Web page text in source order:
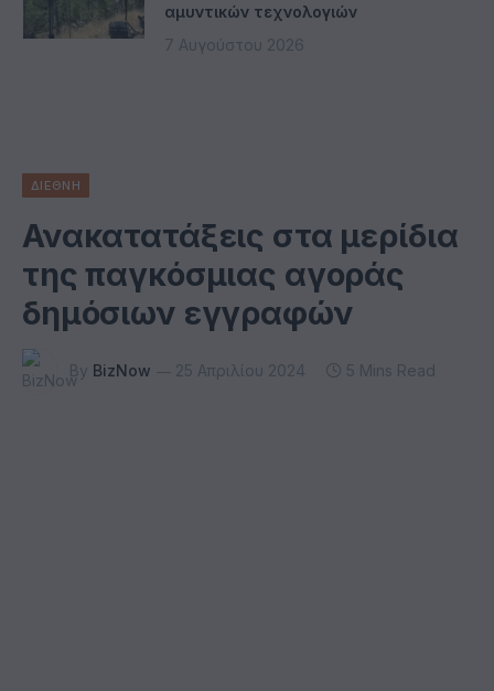
αμυντικών τεχνολογιών
7 Αυγούστου 2026
ΔΙΕΘΝΗ
Ανακατατάξεις στα μερίδια
της παγκόσμιας αγοράς
δημόσιων εγγραφών
By BizNow 25 Απριλίου 2024 5 Mins Read